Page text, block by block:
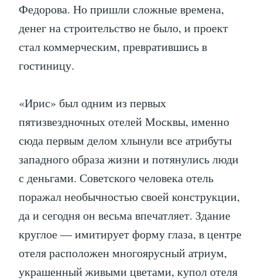
Федорова. Но пришли сложные времена,
денег на строительство не было, и проект
стал коммерческим, превратившись в
гостиницу.
«Ирис» был одним из первых
пятизвездночных отелей Москвы, именно
сюда первым делом хлынули все атрибуты
западного образа жизни и потянулись люди
с деньгами. Советского человека отель
поражал необычностью своей конструкции,
да и сегодня он весьма впечатляет. Здание
круглое — имитирует форму глаза, в центре
отеля расположен многоярусный атриум,
украшенный живыми цветами, купол отеля